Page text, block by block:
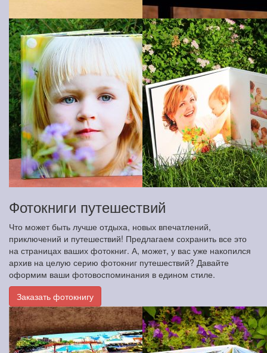
Фотокниги путешествий
Что может быть лучше отдыха, новых впечатлений,
приключений и путешествий! Предлагаем сохранить все это
на страницах ваших фотокниг. А, может, у вас уже накопился
архив на целую серию фотокниг путешествий? Давайте
оформим ваши фотовоспоминания в едином стиле.
Заказать фотокнигу